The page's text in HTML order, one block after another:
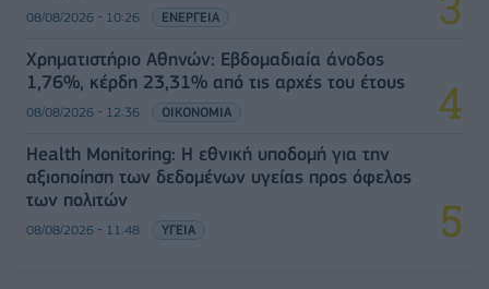
08/08/2026 - 10:26 ΕΝΕΡΓΕΙΑ
Χρηματιστήριο Αθηνών: Εβδομαδιαία άνοδος
1,76%, κέρδη 23,31% από τις αρχές του έτους
08/08/2026 - 12:36 ΟΙΚΟΝΟΜΙΑ
Health Monitoring: Η εθνική υποδομή για την
αξιοποίηση των δεδομένων υγείας προς όφελος
των πολιτών
08/08/2026 - 11:48 ΥΓΕΙΑ